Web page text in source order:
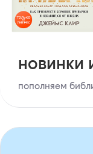
новинки
пополняем